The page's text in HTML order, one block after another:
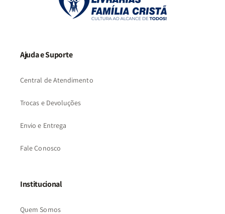
Ajuda e Suporte
Central de Atendimento
Trocas e Devoluções
Envio e Entrega
Fale Conosco
Institucional
Quem Somos